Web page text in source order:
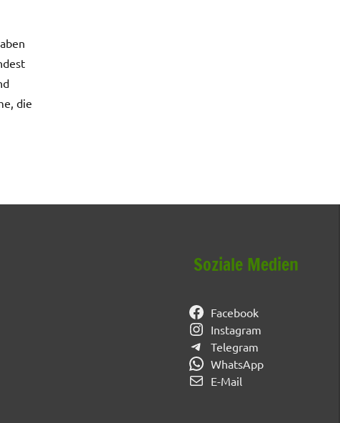
die
Soziale Medien
Facebook
Instagram
Telegram
WhatsApp
E-Mail